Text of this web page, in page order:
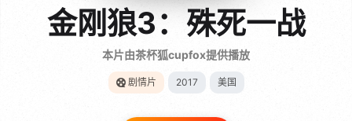
金刚狼3：殊死一战
本片由茶杯狐cupfox提供播放
剧情片 2017 美国